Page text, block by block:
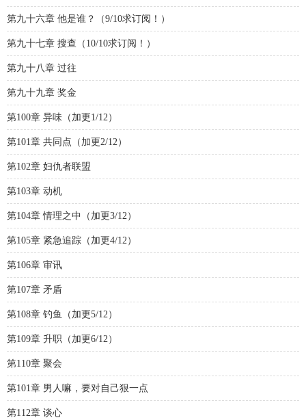
第九十六章 他是谁？（9/10求订阅！）
第九十七章 搜查（10/10求订阅！）
第九十八章 过往
第九十九章 奖金
第100章 异味（加更1/12）
第101章 共同点（加更2/12）
第102章 妇仇者联盟
第103章 动机
第104章 情理之中（加更3/12）
第105章 紧急追踪（加更4/12）
第106章 审讯
第107章 矛盾
第108章 钓鱼（加更5/12）
第109章 升职（加更6/12）
第110章 聚会
第101章 男人嘛，要对自己狠一点
第112章 谈心